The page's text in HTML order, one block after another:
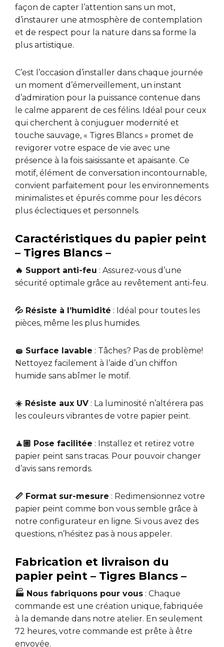
façon de capter l’attention sans un mot,
d’instaurer une atmosphère de contemplation
et de respect pour la nature dans sa forme la
plus artistique.
C’est l’occasion d’installer dans chaque journée
un moment d’émerveillement, un instant
d’admiration pour la puissance contenue dans
le calme apparent de ces félins. Idéal pour ceux
qui cherchent à conjuguer modernité et
touche sauvage, « Tigres Blancs » promet de
revigorer votre espace de vie avec une
présence à la fois saisissante et apaisante. Ce
motif, élément de conversation incontournable,
convient parfaitement pour les environnements
minimalistes et épurés comme pour les décors
plus éclectiques et personnels.
Caractéristiques du papier peint
– Tigres Blancs –
🔥 Support anti-feu : Assurez-vous d’une
sécurité optimale grâce au revêtement anti-feu.
💦 Résiste à l’humidité : Idéal pour toutes les
pièces, même les plus humides.
🧽 Surface lavable : Tâches? Pas de problème!
Nettoyez facilement à l’aide d’un chiffon
humide sans abîmer le motif.
☀️ Résiste aux UV : La luminosité n’altérera pas
les couleurs vibrantes de votre papier peint.
🧘🏼 Pose facilitée : Installez et retirez votre
papier peint sans tracas. Pour pouvoir changer
d’avis sans remords.
📏 Format sur-mesure : Redimensionnez votre
papier peint comme bon vous semble grâce à
notre configurateur en ligne. Si vous avez des
questions, n’hésitez pas à nous appeler.
Fabrication et livraison du
papier peint – Tigres Blancs –
🏭 Nous fabriquons pour vous : Chaque
commande est une création unique, fabriquée
à la demande dans notre atelier. En seulement
72 heures, votre commande est prête à être
envoyée.